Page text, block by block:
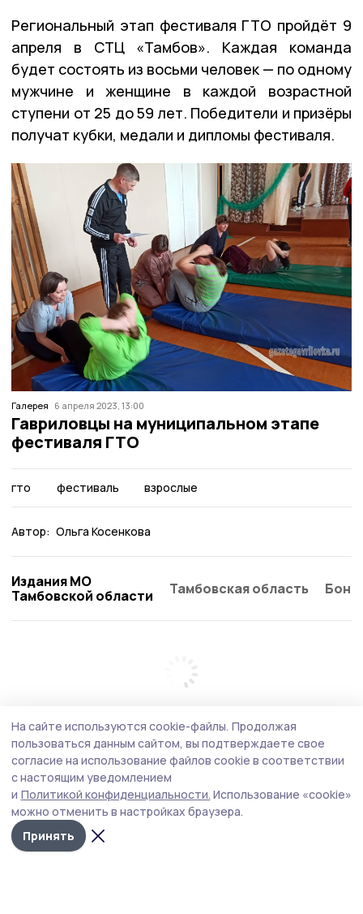
Региональный этап фестиваля ГТО пройдёт 9
апреля в СТЦ «Тамбов». Каждая команда
будет состоять из восьми человек — по одному
мужчине и женщине в каждой возрастной
ступени от 25 до 59 лет. Победители и призёры
получат кубки, медали и дипломы фестиваля.
Галерея 6 апреля 2023, 13:00
Гавриловцы на муниципальном этапе
фестиваля ГТО
гто фестиваль взрослые
Автор: Ольга Косенкова
Издания МО
Тамбовской области
Тамбовская область
На сайте используются cookie-файлы. Продолжая
пользоваться данным сайтом, вы подтверждаете свое
согласие на использование файлов cookie в соответствии
с настоящим уведомлением
и Политикой конфиденциальности. Использование «cookie»
можно отменить в настройках браузера.
Принять